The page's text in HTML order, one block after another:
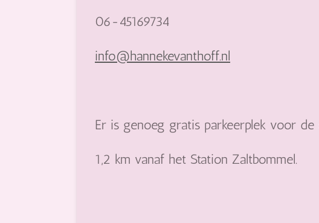
06-45169734
info@hannekevanthoff.nl
Er is genoeg gratis parkeerplek voor de
1,2 km vanaf het Station Zaltbommel.